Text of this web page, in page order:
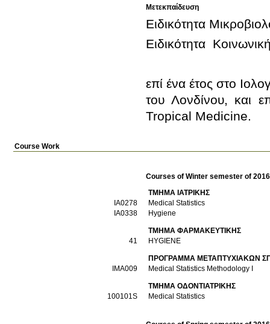
Μετεκπαίδευση
επί ένα έτος στο
του Λονδίνου, και
Tropical Medicine.
Course Work
Courses of Winter semester of
ΤΜΗΜΑ ΙΑΤΡΙΚΗΣ
ΙΑ0278
Medical Statistics
ΙΑ0338
Hygiene
ΤΜΗΜΑ ΦΑΡΜΑΚΕΥΤΙΚΗΣ
41
HYGIENE
ΠΡΟΓΡΑΜΜΑ ΜΕΤΑΠΤΥΧΙΑΚΩΝ
ΙΜΑ009
Medical Statistics Methodology I
ΤΜΗΜΑ ΟΔΟΝΤΙΑΤΡΙΚΗΣ
100101S
Medical Statistics